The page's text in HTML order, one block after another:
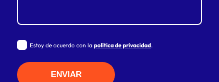
Estoy de acuerdo con la política de privacidad.